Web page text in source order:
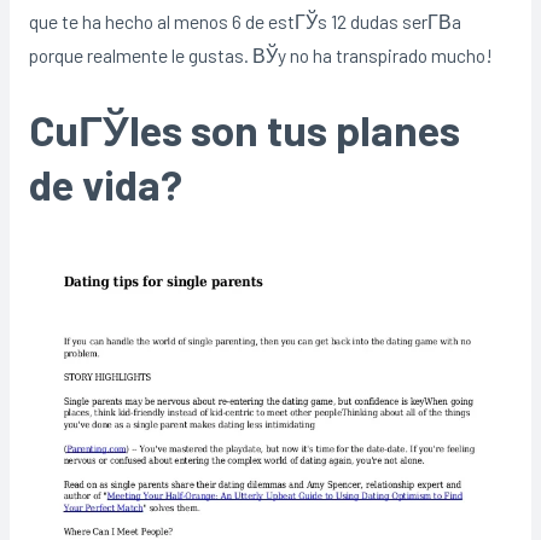
que te ha hecho al menos 6 de estГЎs 12 dudas serГ­В­a
porque realmente le gustas. ВЎy no ha transpirado mucho!
CuГЎles son tus planes
de vida?